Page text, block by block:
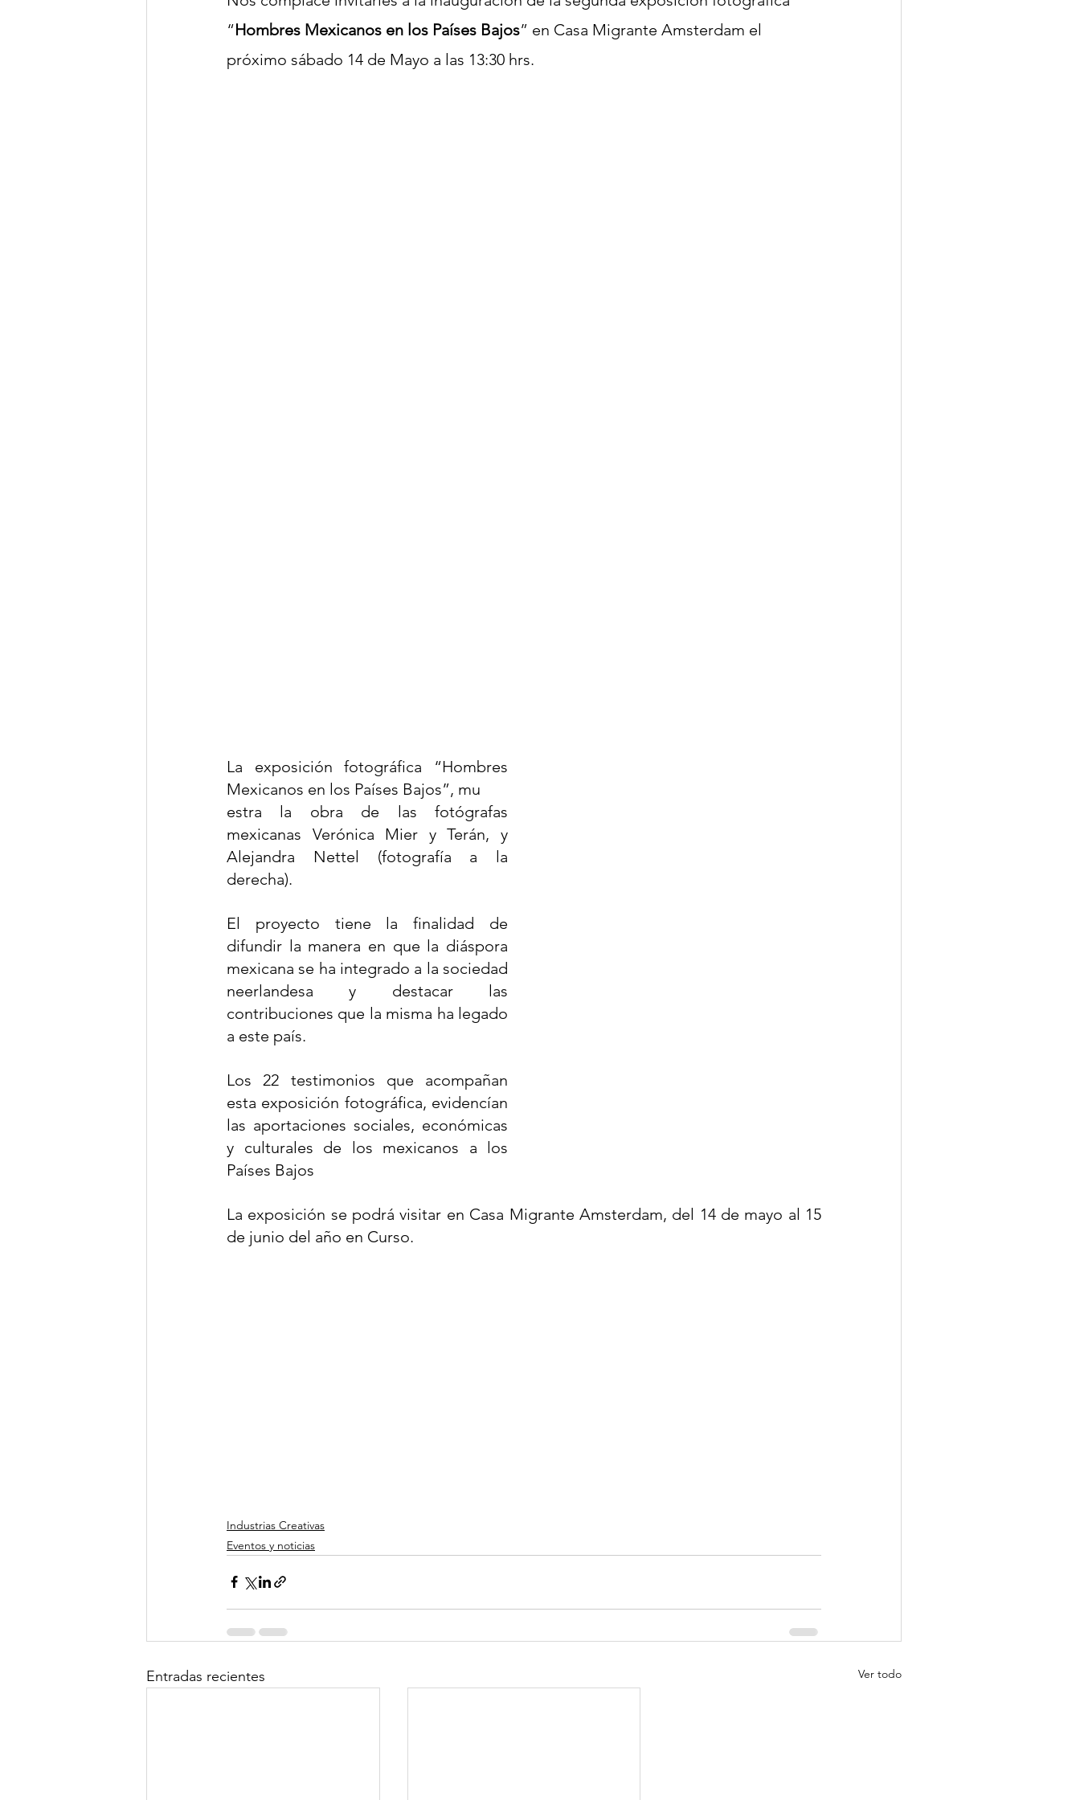
“Hombres Mexicanos en los Países Bajos” en Casa Migrante Amsterdam el
próximo sábado 14 de Mayo a las 13:30 hrs.
La exposición fotográfica “Hombres
Mexicanos en los Países Bajos”, mu
estra la obra de las fotógrafas
mexicanas Verónica Mier y Terán, y
Alejandra Nettel (fotografía a la
derecha).
El proyecto tiene la finalidad de
difundir la manera en que la diáspora
mexicana se ha integrado a la sociedad
neerlandesa y destacar las
contribuciones que la misma ha legado
a este país.
Los 22 testimonios que acompañan
esta exposición fotográfica, evidencían
las aportaciones sociales, económicas
y culturales de los mexicanos a los
Países Bajos
La exposición se podrá visitar en Casa Migrante Amsterdam, del 14 de mayo al 15
de junio del año en Curso.
Industrias Creativas
Eventos y noticias
Entradas recientes Ver todo